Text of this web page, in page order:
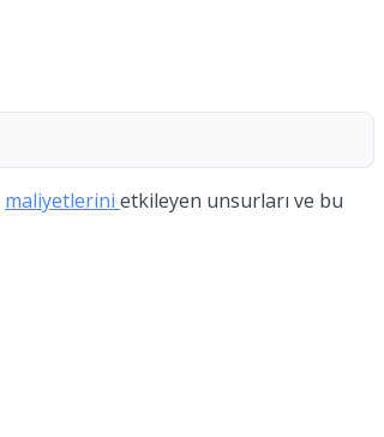
maliyetlerini etkileyen unsurları ve bu